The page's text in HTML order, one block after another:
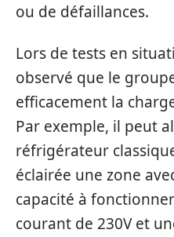
ou de défaillances.
Lors de tests en
observé que le
efficacement la
Par exemple, il peut
réfrigérateur
éclairée une zone
capacité à
courant de 230V et